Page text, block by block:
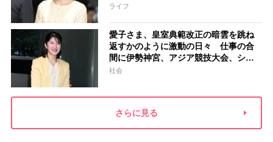
ライフ
愛子さま、皇室典範改正の暗雲を跳ね
返すかのように激動の日々 仕事の合
間に伊勢神宮、アジア競技大会、シン
ガポール…スケジュールはびっしり
社会
さらに見る